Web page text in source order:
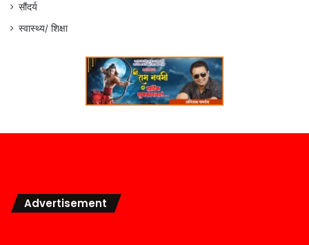
सौंदर्य
स्वास्थ्य/ शिक्षा
Advertisement